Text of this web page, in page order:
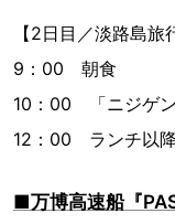
【2日目／淡路島旅
9：00 朝食
10：00 「ニジゲン
12：00 ランチ以
■万博高速船『